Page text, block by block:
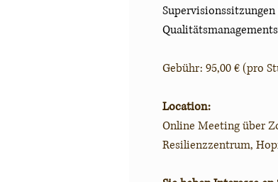
Gebühr: 95,00 € (pro
Location:
Online Meeting über
Resilienzzentrum,